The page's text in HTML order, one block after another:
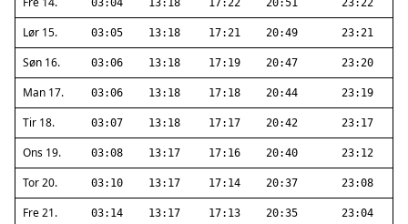
03:04 13:18 17:22 20:51 23:22
Lør 15. 03:05 13:18 17:21 20:49 23:21
Søn 16. 03:06 13:18 17:19 20:47 23:20
Man 17. 03:06 13:18 17:18 20:44 23:19
Tir 18. 03:07 13:18 17:17 20:42 23:17
Ons 19. 03:08 13:17 17:16 20:40 23:12
Tor 20. 03:10 13:17 17:14 20:37 23:08
Fre 21. 03:14 13:17 17:13 20:35 23:04